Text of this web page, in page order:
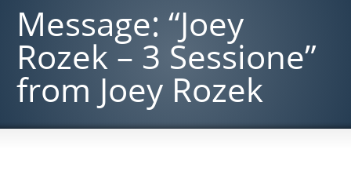
Message: “Joey
Rozek – 3 Sessione”
from Joey Rozek